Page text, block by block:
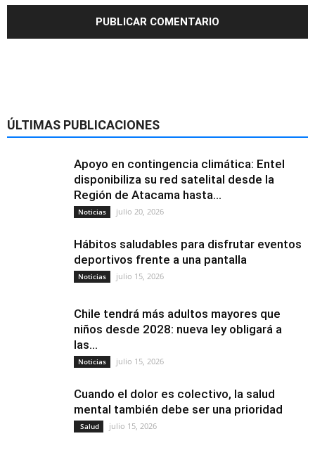
ÚLTIMAS PUBLICACIONES
Apoyo en contingencia climática: Entel
disponibiliza su red satelital desde la
Región de Atacama hasta...
Noticias julio 20, 2026
Hábitos saludables para disfrutar eventos
deportivos frente a una pantalla
Noticias julio 15, 2026
Chile tendrá más adultos mayores que
niños desde 2028: nueva ley obligará a
las...
Noticias julio 15, 2026
Cuando el dolor es colectivo, la salud
mental también debe ser una prioridad
Salud julio 15, 2026